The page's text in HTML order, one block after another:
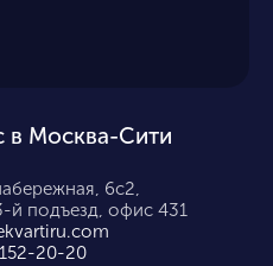
в Москва-Сити
6с2,
й подъезд, офис 431
20-20